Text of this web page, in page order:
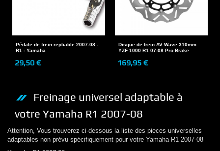
Pédale de frein repliable 2007-08 -
R1 - Yamaha
29,50 €
Disque de frein AV Wave 310mm
YZF 1000 R1 07-08 Pro Brake
169,95 €
Freinage universel adaptable à
votre Yamaha R1 2007-08
Attention, Vous trouverez ci-dessous la liste des pieces universelles
adaptables non prévu spécifiquement pour votre Yamaha R1 2007-08